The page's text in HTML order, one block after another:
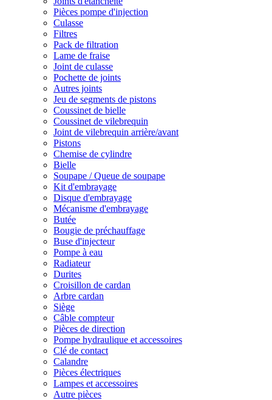
Pièces pompe d'injection
Culasse
Filtres
Pack de filtration
Lame de fraise
Joint de culasse
Pochette de joints
Autres joints
Jeu de segments de pistons
Coussinet de bielle
Coussinet de vilebrequin
Joint de vilebrequin arrière/avant
Pistons
Chemise de cylindre
Bielle
Soupape / Queue de soupape
Kit d'embrayage
Disque d'embrayage
Mécanisme d'embrayage
Butée
Bougie de préchauffage
Buse d'injecteur
Pompe à eau
Radiateur
Durites
Croisillon de cardan
Arbre cardan
Siège
Câble compteur
Pièces de direction
Pompe hydraulique et accessoires
Clé de contact
Calandre
Pièces électriques
Lampes et accessoires
Autre pièces